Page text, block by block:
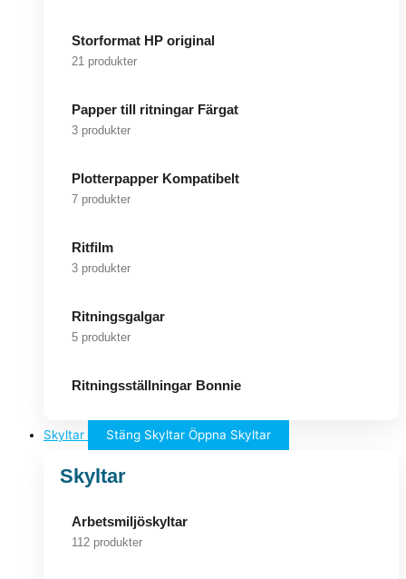
Storformat HP original
21 produkter
Papper till ritningar Färgat
3 produkter
Plotterpapper Kompatibelt
7 produkter
Ritfilm
3 produkter
Ritningsgalgar
5 produkter
Ritningsställningar Bonnie
Skyltar Stäng Skyltar Öppna Skyltar
Skyltar
Arbetsmiljöskyltar
112 produkter